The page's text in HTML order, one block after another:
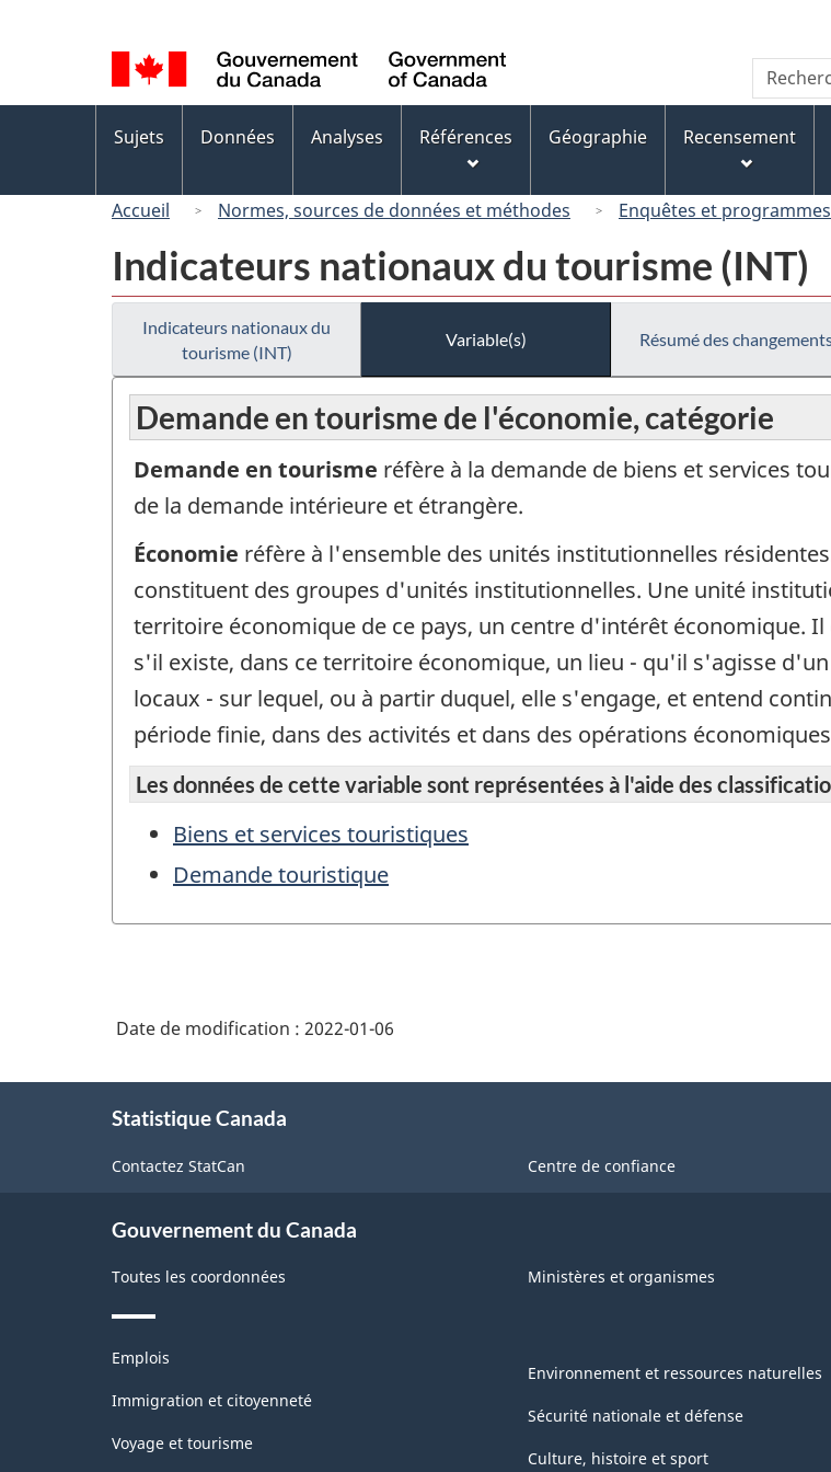
au
contenu
principal
« À
propos
de
ce
version
HTML
simplifiée
de
la
langue
Canada
dans
Canada
des
Sujets Données Analyses Références Géographie Recensement
Accueil Normes, sources de données et méthodes Enquêtes et
Indicateurs nationaux du tourisme (INT)
Indicateurs nationaux du
tourisme (INT)
Variable(s) Résumé des
Demande en tourisme de l'économie, catégorie
Demande en tourisme réfère à la demande de biens et services
de la demande intérieure et étrangère.
Économie réfère à l'ensemble des unités institutionnelles
constituent des groupes d'unités institutionnelles. Une unité
territoire économique de ce pays, un centre d'intérêt économique.
s'il existe, dans ce territoire économique, un lieu - qu'il s'agisse
locaux - sur lequel, ou à partir duquel, elle s'engage, et entend
période finie, dans des activités et dans des opérations
Les données de cette variable sont représentées à l'aide des
Biens et services touristiques
Demande touristique
Date de modification : 2022-01-06
Statistique Canada
Contactez StatCan Centre de confiance
Gouvernement du Canada
Toutes les coordonnées Ministères et organismes
Thèmes
sujets
Emplois
Immigration et citoyenneté
Voyage et tourisme
Environnement et ressources naturelles
Sécurité nationale et défense
Culture, histoire et sport